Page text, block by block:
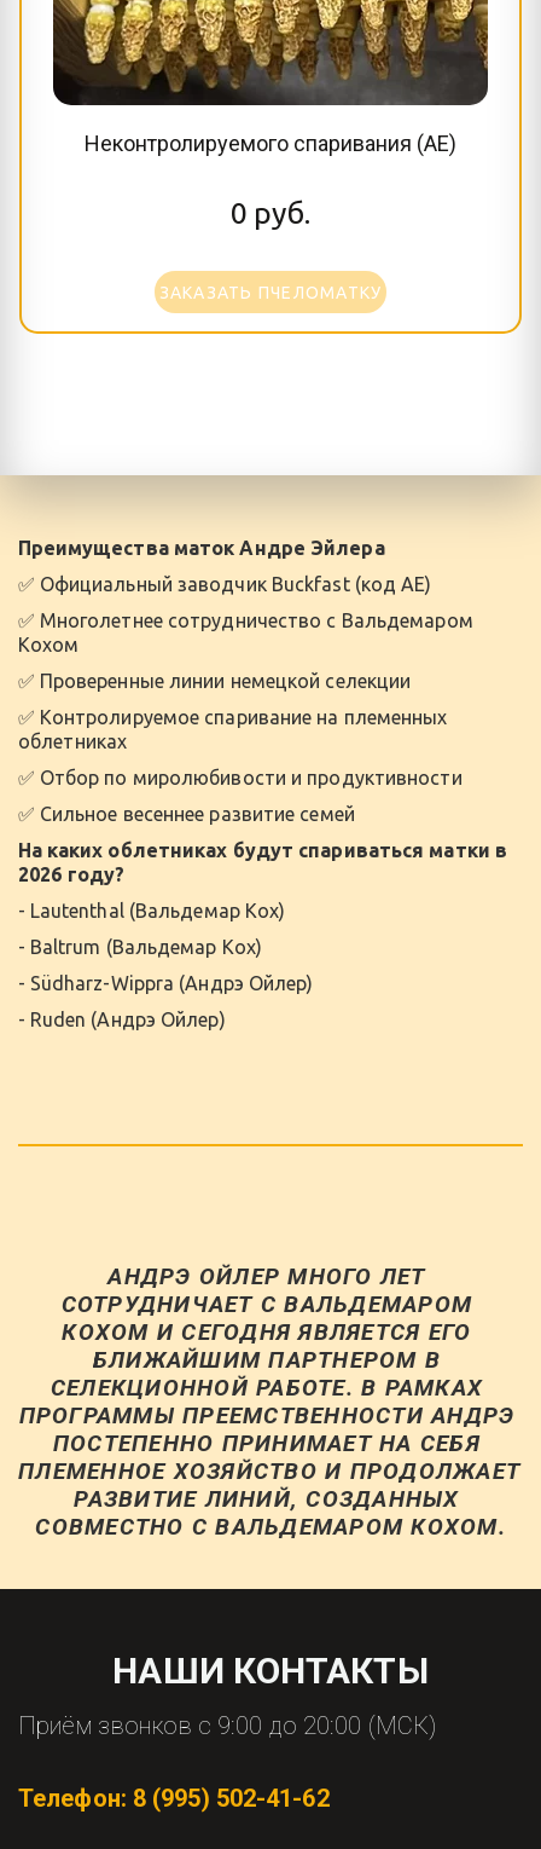
Неконтролируемого спаривания (AE)
0 руб.
ЗАКАЗАТЬ ПЧЕЛОМАТКУ
Преимущества маток Андре Эйлера
✅ Официальный заводчик Buckfast (код AE)
✅ Многолетнее сотрудничество с Вальдемаром
Кохом
✅ Проверенные линии немецкой селекции
✅ Контролируемое спаривание на племенных
облетниках
✅ Отбор по миролюбивости и продуктивности
✅ Сильное весеннее развитие семей
На каких облетниках будут спариваться матки в
2026 году?
- Lautenthal (Вальдемар Кох)
- Baltrum (Вальдемар Кох)
- Südharz-Wippra (Андрэ Ойлер)
- Ruden (Андрэ Ойлер)
АНДРЭ ОЙЛЕР МНОГО ЛЕТ
СОТРУДНИЧАЕТ С ВАЛЬДЕМАРОМ
КОХОМ И СЕГОДНЯ ЯВЛЯЕТСЯ ЕГО
БЛИЖАЙШИМ ПАРТНЕРОМ В
СЕЛЕКЦИОННОЙ РАБОТЕ. В РАМКАХ
ПРОГРАММЫ ПРЕЕМСТВЕННОСТИ АНДРЭ
ПОСТЕПЕННО ПРИНИМАЕТ НА СЕБЯ
ПЛЕМЕННОЕ ХОЗЯЙСТВО И ПРОДОЛЖАЕТ
РАЗВИТИЕ ЛИНИЙ, СОЗДАННЫХ
СОВМЕСТНО С ВАЛЬДЕМАРОМ КОХОМ.
НАШИ КОНТАКТЫ
Приём звонков с 9:00 до 20:00 (МСК)
Телефон: 8 (995) 502-41-62